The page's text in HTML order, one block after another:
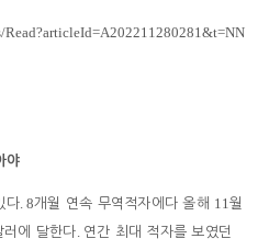
Read?articleId=A202211280281&t=NN
야
다. 8개월 연속 무역적자에다 올해 11월
러에 달한다. 연간 최대 적자를 보였던